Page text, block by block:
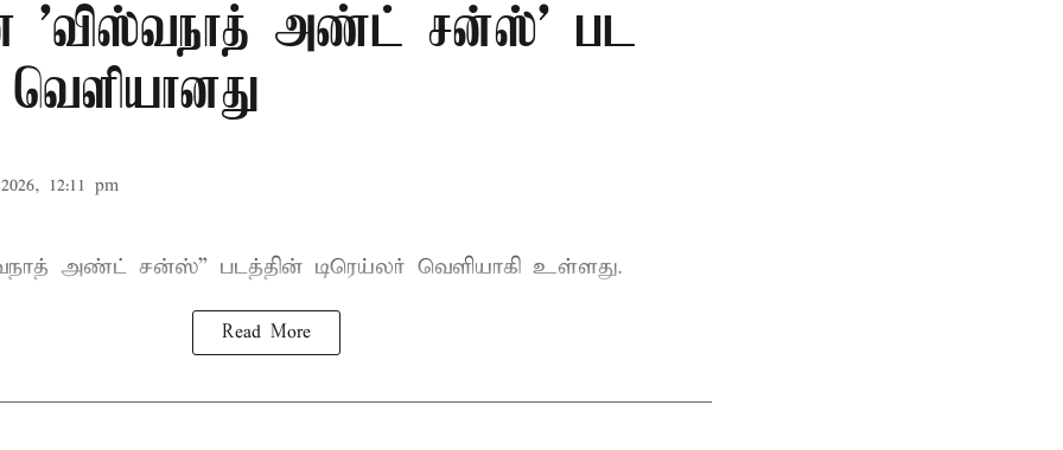
'விஸ்வநாத் அண்ட் சன்ஸ்' பட
வெளியானது
12:11 pm
அண்ட் சன்ஸ்” படத்தின் டிரெய்லர் வெளியாகி உள்ளது.
Read More